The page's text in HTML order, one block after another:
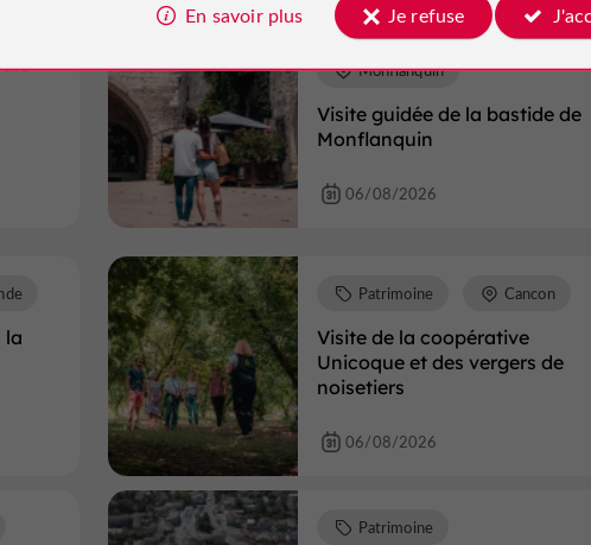
Visite guidée de la bastide de
Monflanquin
Patrimoine
Monflanquin
06/08/2026
la
Visite de la coopérative
Unicoque et des vergers de
noisetiers
Patrimoine Cancon
06/08/2026
Patrimoine
En savoir plus Je refuse